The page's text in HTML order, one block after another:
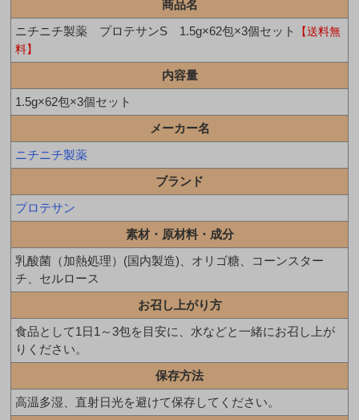
商品名
ニチニチ製薬 プロテサンS 1.5g×62包×3個セット
【送料無
料】
内容量
1.5g×62包×3個セット
メーカー名
ニチニチ製薬
ブランド
プロテサン
素材・原材料・成分
乳酸菌（加熱処理）(国内製造)、オリゴ糖、コーンスター
チ、セルロース
お召し上がり方
食品として1日1～3包を目安に、水などと一緒にお召し上が
りください。
保存方法
高温多湿、直射日光を避けて保存してください。